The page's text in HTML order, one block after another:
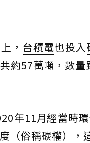
， 台積電也投入
約57萬噸，數
年11月經當時
（俗稱碳權），